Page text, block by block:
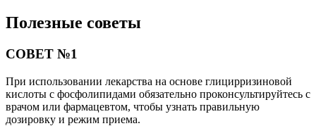
Полезные советы
СОВЕТ №1
При использовании лекарства на основе глицирризиновой
кислоты с фосфолипидами обязательно проконсультируйтесь с
врачом или фармацевтом, чтобы узнать правильную
дозировку и режим приема.